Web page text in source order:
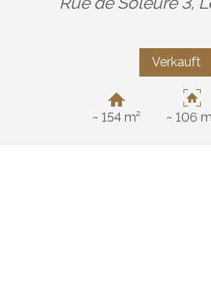
Verkauft
~ 154 m² ~ 106